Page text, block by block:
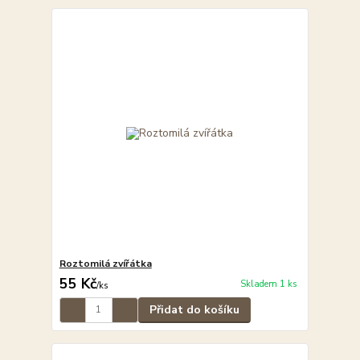
Roztomilá zvířátka
55 Kč/ks Skladem 1 ks
Přidat do košíku